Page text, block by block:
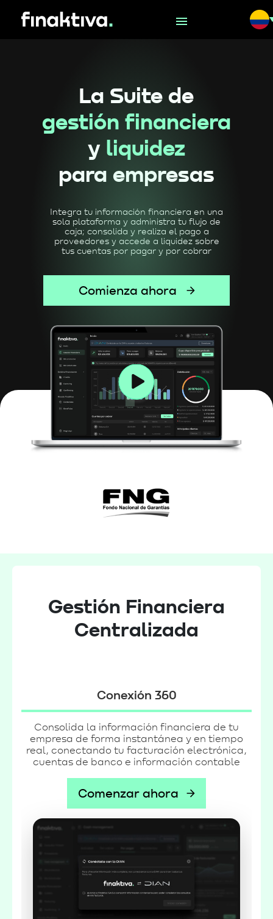
La Suite de
gestión financiera
y liquidez
para empresas
Integra tu información financiera en una
sola plataforma y administra tu flujo de
caja; consolida y realiza el pago a
proveedores y accede a liquidez sobre
tus cuentas por pagar y por cobrar
Comienza ahora
Gestión Financiera
Centralizada
Conexión 360
Consolida la información financiera de tu
empresa de forma instantánea y en tiempo
real, conectando tu facturación electrónica,
cuentas de banco e información contable
Comenzar ahora